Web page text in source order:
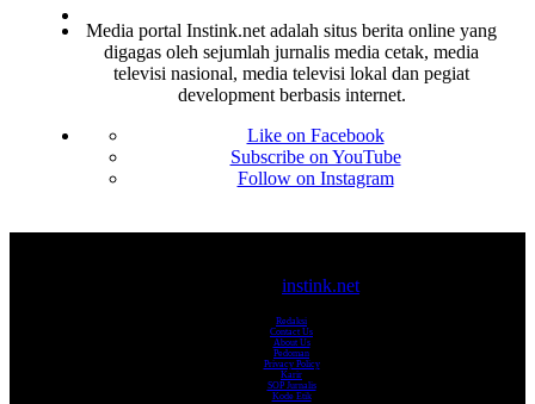
Media portal Instink.net adalah situs berita online yang
digagas oleh sejumlah jurnalis media cetak, media
televisi nasional, media televisi lokal dan pegiat
development berbasis internet.
Like on Facebook
Subscribe on YouTube
Follow on Instagram
instink.net
Redaksi
Contact Us
About Us
Pedoman
Privacy Policy
Karir
SOP Jurnalis
Kode Etik